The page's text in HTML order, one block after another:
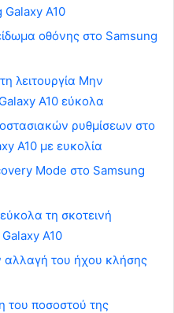
Galaxy A10
οθόνης στο Samsung
λειτουργία Μην
A10 εύκολα
ρυθμίσεων στο
A10 με ευκολία
Mode στο Samsung
τη σκοτεινή
A10
αλλαγή του ήχου κλήσης
του ποσοστού της